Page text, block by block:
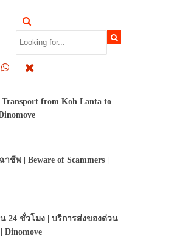
Transport from Koh Lanta to
ชีพ | Beware of Scammers |
24 ชั่วโมง | บริการส่งของด่วน
Dinomove